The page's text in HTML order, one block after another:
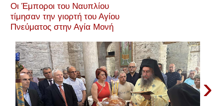
Οι Έμποροι του Ναυπλίου
τίμησαν την γιορτή του Αγίου
Πνεύματος στην Αγία Μονή
›